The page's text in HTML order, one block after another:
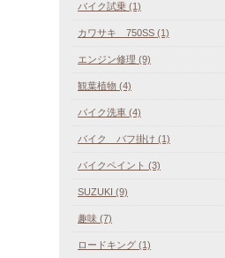
バイク試乗 (1)
カワサキ 750SS (1)
エンジン修理 (9)
観葉植物 (4)
バイク洗車 (4)
バイク バフ掛け (1)
バイクペイント (3)
SUZUKI (9)
趣味 (7)
ロードキング (1)